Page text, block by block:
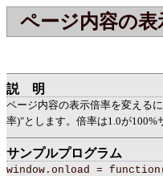
ページ内容の
説明
ページ内容の表示倍率を変える
率)"とします。倍率は1.0が100%
サンプルプログラム
window.onload =